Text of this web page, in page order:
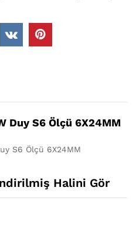
Duy S6 Ölçü 6X24MM
S6 Ölçü 6X24MM
Halini Gör